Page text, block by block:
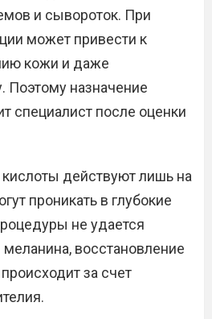
и сывороток. При
может привести к
кожи и даже
Поэтому назначение
специалист после оценки
действуют лишь на
проникать в глубокие
не удается
меланина, восстановление
за счет